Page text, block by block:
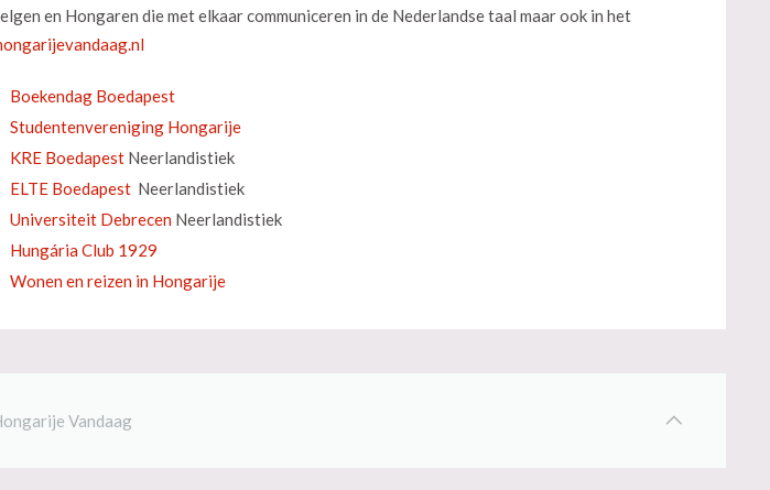
en Hongaren die met elkaar communiceren in de Nederlandse taal maar ook in het
Boekendag Boedapest
Studentenvereniging Hongarije
KRE Boedapest Neerlandistiek
ELTE Boedapest Neerlandistiek
Universiteit Debrecen Neerlandistiek
Hungária Club 1929
Wonen en reizen in Hongarije
Vandaag